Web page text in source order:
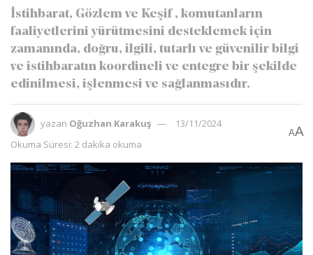
İstihbarat, Gözlem ve Keşif , komutanların
faaliyetlerini yürütmesini desteklemek için
zamanında, doğru, ilgili, tutarlı ve güvenilir bilgi
ve istihbaratın koordineli ve entegre bir şekilde
edinilmesi, işlenmesi ve sağlanmasıdır.
yazan Oğuzhan Karakuş
13/11/2024
Okuma Süresi: 2 dakika okuma
AA